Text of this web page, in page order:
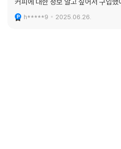
h*****9 2025.06.26.